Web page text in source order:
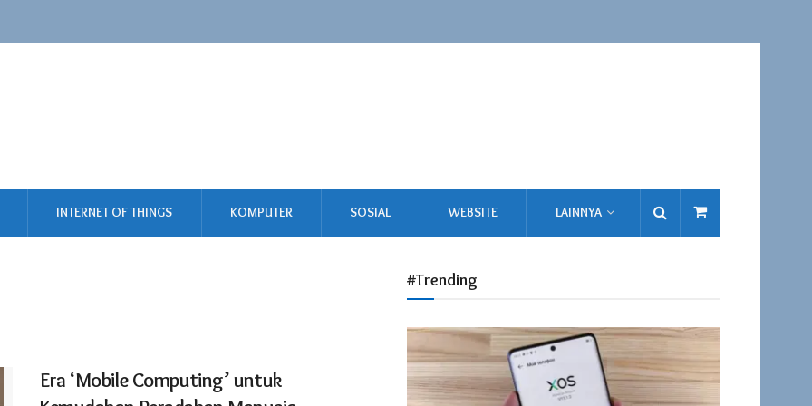
INTERNET OF THINGS KOMPUTER SOSIAL WEBSITE LAINNYA
Era ‘Mobile Computing’ untuk
#Trending